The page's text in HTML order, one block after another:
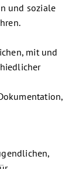
und soziale
mit und